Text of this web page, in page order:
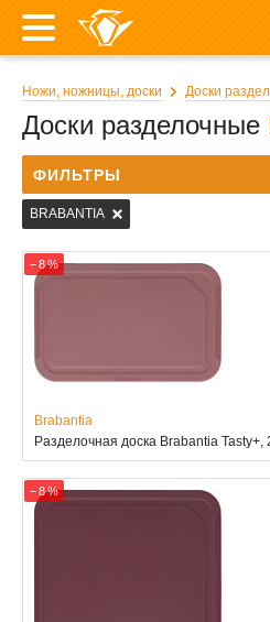
Ножи, ножницы, доски Доски
Доски разделочные
ФИЛЬТРЫ
BRABANTIA
− 8 %
Brabantia
Разделочная доска Brabantia
− 8 %